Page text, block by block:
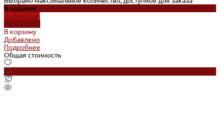
В корзину
Добавлено
В корзину
Добавлено
Подробнее
Общая стоимость